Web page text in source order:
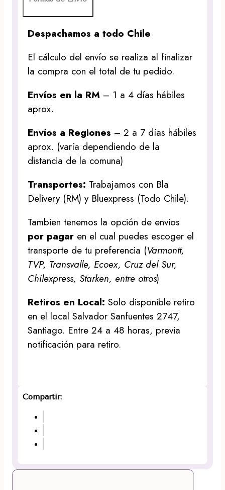
Despachamos a todo Chile
El cálculo del envío se realiza al finalizar
la compra con el total de tu pedido.
Envíos en la RM – 1 a 4 días hábiles
aprox.
Envíos a Regiones – 2 a 7 días hábiles
aprox. (varía dependiendo de la
distancia de la comuna)
Transportes: Trabajamos con Bla
Delivery (RM) y Bluexpress (Todo Chile).
Tambien tenemos la opción de envios
por pagar en el cual puedes escoger el
transporte de tu preferencia (Varmontt,
TVP, Transvalle, Ecoex, Cruz del Sur,
Chilexpress, Starken, entre otros)
Retiros en Local:Solo disponible retiro
en el local Salvador Sanfuentes 2747,
Santiago. Entre 24 a 48 horas, previa
notificación para retiro.
Compartir: